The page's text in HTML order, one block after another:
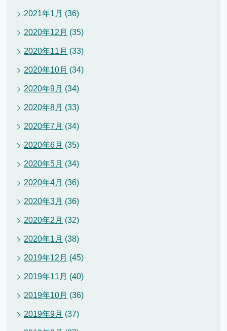
2021年1月 (36)
2020年12月 (35)
2020年11月 (33)
2020年10月 (34)
2020年9月 (34)
2020年8月 (33)
2020年7月 (34)
2020年6月 (35)
2020年5月 (34)
2020年4月 (36)
2020年3月 (36)
2020年2月 (32)
2020年1月 (38)
2019年12月 (45)
2019年11月 (40)
2019年10月 (36)
2019年9月 (37)